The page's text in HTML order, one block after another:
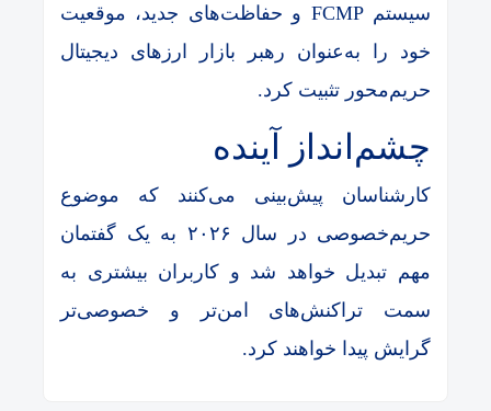
سیستم FCMP و حفاظت‌های جدید، موقعیت
خود را به‌عنوان رهبر بازار ارزهای دیجیتال
حریم‌محور تثبیت کرد.
چشم‌انداز آینده
کارشناسان پیش‌بینی می‌کنند که موضوع
حریم‌خصوصی در سال ۲۰۲۶ به یک گفتمان
مهم تبدیل خواهد شد و کاربران بیشتری به
سمت تراکنش‌های امن‌تر و خصوصی‌تر
گرایش پیدا خواهند کرد.